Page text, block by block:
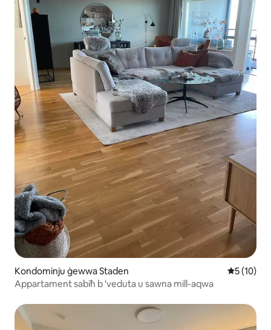
Kondominju ġewwa Staden Rating
5 (10)
Appartament sabiħ b 'veduta u sawna mill-aqwa